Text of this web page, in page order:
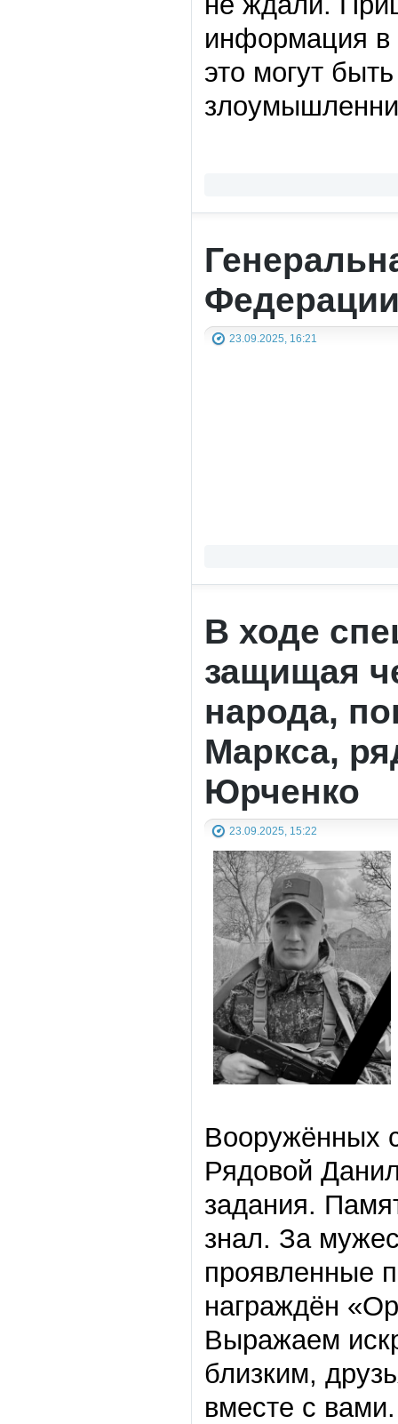
информация в
это могут
23.09.2025, 16:21
В ходе
защищая
народа,
Маркса,
Юрченко
23.09.2025, 15:22
Вооружённых
Рядовой
задания.
знал. За
проявленные
награждён
Выражаем
близким,
вместе с вами.